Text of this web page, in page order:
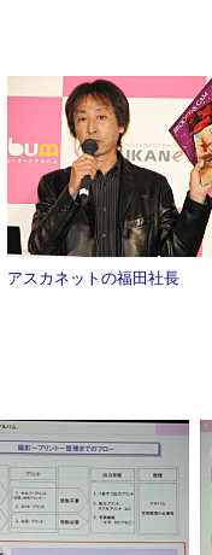
アスカネットの福田社長